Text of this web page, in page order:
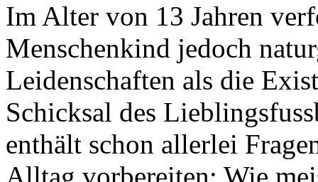
Im Alter von 13 Jahren
Menschenkind jedoch
Leidenschaften als die
Schicksal des
enthält schon allerlei